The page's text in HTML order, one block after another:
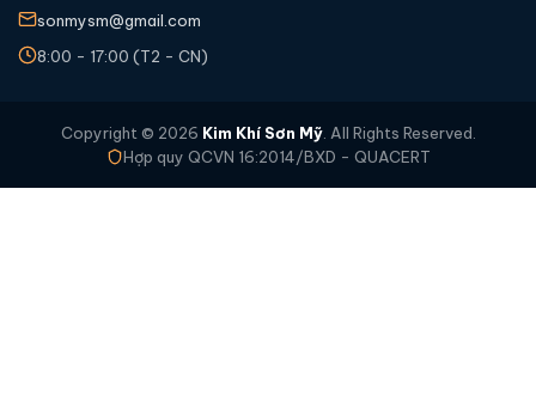
sonmysm@gmail.com
8:00 - 17:00 (T2 - CN)
Copyright © 2026 Kim Khí Sơn Mỹ. All Rights Reserved.
Hợp quy QCVN 16:2014/BXD - QUACERT